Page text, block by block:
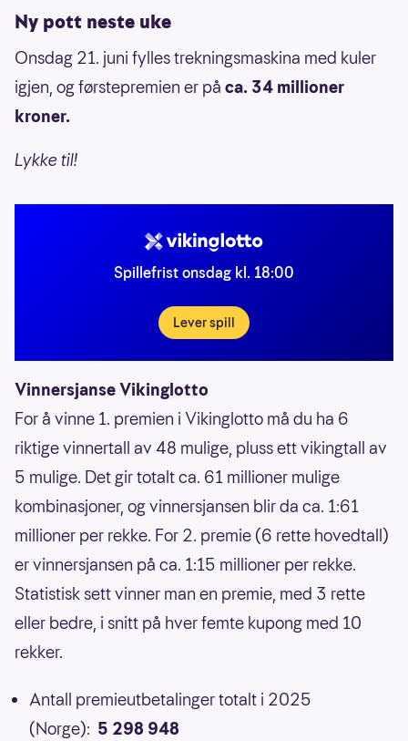
Ny pott neste uke
Onsdag 21. juni fylles trekningsmaskina med kuler
igjen, og førstepremien er på ca. 34 millioner
kroner.
Lykke til!
Spillefrist onsdag kl. 18:00
Lever spill
Vinnersjanse Vikinglotto
For å vinne 1. premien i Vikinglotto må du ha 6
riktige vinnertall av 48 mulige, pluss ett vikingtall av
5 mulige. Det gir totalt ca. 61 millioner mulige
kombinasjoner, og vinnersjansen blir da ca. 1:61
millioner per rekke. For 2. premie (6 rette hovedtall)
er vinnersjansen på ca. 1:15 millioner per rekke.
Statistisk sett vinner man en premie, med 3 rette
eller bedre, i snitt på hver femte kupong med 10
rekker.
Antall premieutbetalinger totalt i 2025
(Norge): 5 298 948